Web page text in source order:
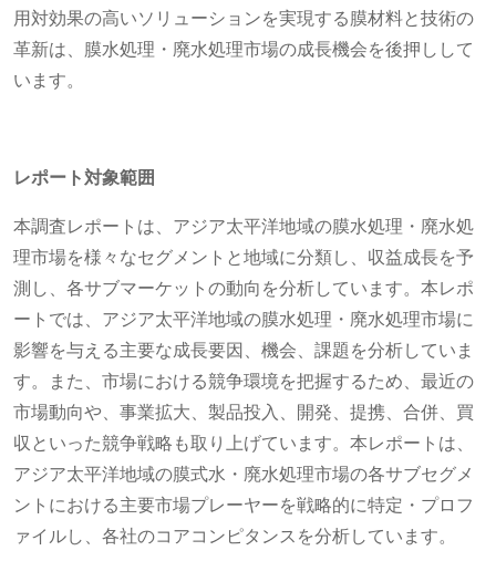
用対効果の高いソリューションを実現する膜材料と技術の
革新は、膜水処理・廃水処理市場の成長機会を後押しして
います。
レポート対象範囲
本調査レポートは、アジア太平洋地域の膜水処理・廃水処
理市場を様々なセグメントと地域に分類し、収益成長を予
測し、各サブマーケットの動向を分析しています。本レポ
ートでは、アジア太平洋地域の膜水処理・廃水処理市場に
影響を与える主要な成長要因、機会、課題を分析していま
す。また、市場における競争環境を把握するため、最近の
市場動向や、事業拡大、製品投入、開発、提携、合併、買
収といった競争戦略も取り上げています。本レポートは、
アジア太平洋地域の膜式水・廃水処理市場の各サブセグメ
ントにおける主要市場プレーヤーを戦略的に特定・プロフ
ァイルし、各社のコアコンピタンスを分析しています。